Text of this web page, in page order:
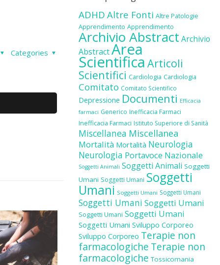
Categories
ADHD Altre Fonti Altre Patologie
Apprendimento Apprendimento
Archivio Abstract Archivio
AbstractArea
Scientifica Articoli
Scientifici Cardiologia Cardiologia
Comitato Comitato Scientifico
Depressione Documenti Efficacia
farmaci Generico Inefficacia Farmaci
Inefficacia Farmaci Istituto Superiore di Sanità
Miscellanea Miscellanea
Mortalità Mortalità Neurologia
Neurologia Portavoce Nazionale
Soggetti Animali Soggetti Animali Soggetti
Umani Soggetti Umani Soggetti
Umani Soggetti Umani Soggetti Umani
Soggetti Umani Soggetti Umani
Soggetti Umani Soggetti Umani
Soggetti Umani Sviluppo Corporeo
Sviluppo Corporeo Terapie non
farmacologiche Terapie non
farmacologiche Tossicomania